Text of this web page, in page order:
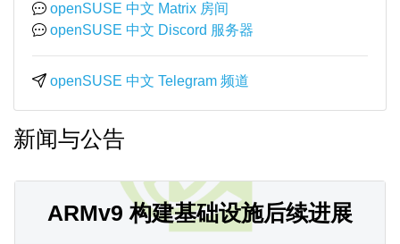
openSUSE 中文 Matrix 房间
openSUSE 中文 Discord 服务器
openSUSE 中文 Telegram 频道
新闻与公告
ARMv9 构建基础设施后续进展